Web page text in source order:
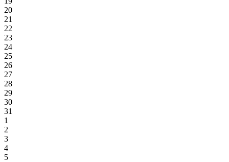
20
21
22
23
24
25
26
27
28
29
30
31
1
2
3
4
5